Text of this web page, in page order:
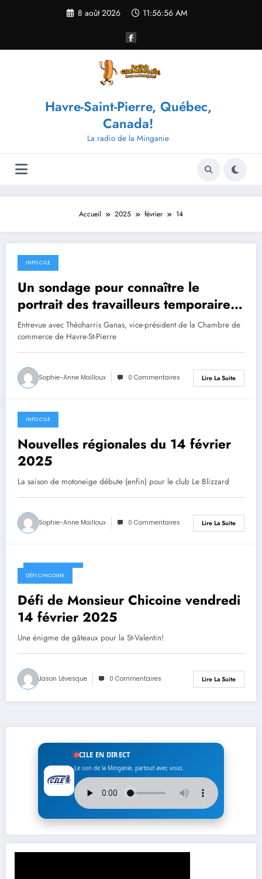
8 août 2026 11:56:56 AM
Havre-Saint-Pierre, Québec,
Canada!
La radio de la Minganie
Accueil 2025 février 14
14 février 2025
INFO CILE
Un sondage pour connaître le
portrait des travailleurs temporaires
dans la région
Entrevue avec Théoharris Ganas, vice-président de la Chambre de
commerce de Havre-St-Pierre
Sophie-Anne Mailloux 0 Commentaires Lire La Suite
14 février 2025
INFO CILE
Nouvelles régionales du 14 février
2025
La saison de motoneige débute (enfin) pour le club Le Blizzard
Sophie-Anne Mailloux 0 Commentaires Lire La Suite
14 février 2025
DÉFI CHICOINE
Défi de Monsieur Chicoine vendredi
14 février 2025
Une énigme de gâteaux pour la St-Valentin!
Jason Lévesque 0 Commentaires Lire La Suite
CILE EN DIRECT
Le son de la Minganie, partout avec vous.